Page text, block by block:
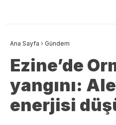
Ana Sayfa › Gündem
Ezine’de
yangını:
enerjisi